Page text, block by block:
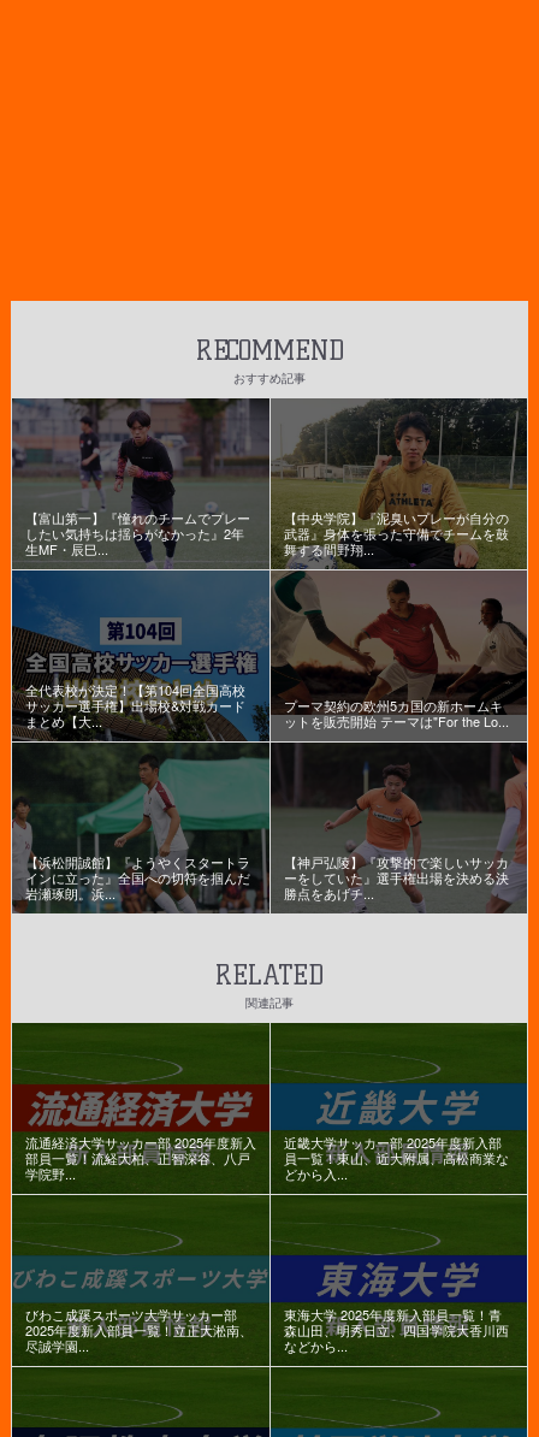
RECOMMEND
おすすめ記事
【富山第一】『憧れのチームでプレー
したい気持ちは揺らがなかった』2年
生MF・辰巳...
【中央学院】『泥臭いプレーが自分の
武器』身体を張った守備でチームを鼓
舞する間野翔...
全代表校が決定！【第104回全国高校
サッカー選手権】出場校&対戦カード
まとめ【大...
プーマ契約の欧州5カ国の新ホームキ
ットを販売開始 テーマは"For the Lo...
【浜松開誠館】『ようやくスタートラ
インに立った』全国への切符を掴んだ
岩瀬琢朗。浜...
【神戸弘陵】『攻撃的で楽しいサッカ
ーをしていた』選手権出場を決める決
勝点をあげチ...
RELATED
関連記事
流通経済大学サッカー部 2025年度新入
部員一覧！流経大柏、正智深谷、八戸
学院野...
近畿大学サッカー部 2025年度新入部
員一覧！東山、近大附属、高松商業な
どから入...
びわこ成蹊スポーツ大学サッカー部
2025年度新入部員一覧！立正大淞南、
尽誠学園...
東海大学 2025年度新入部員一覧！青
森山田、明秀日立、四国学院大香川西
などから...